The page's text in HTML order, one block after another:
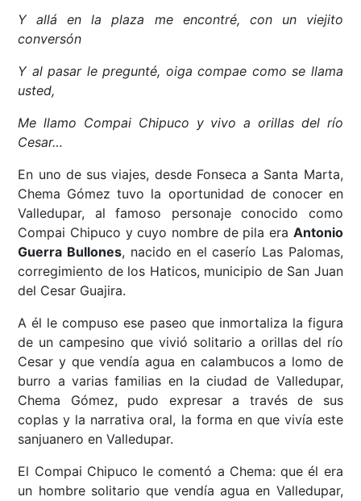
Y allá en la plaza me encontré, con un viejito
conversón
Y al pasar le pregunté, oiga compae como se llama
usted,
Me llamo Compai Chipuco y vivo a orillas del río
Cesar…
En uno de sus viajes, desde Fonseca a Santa Marta,
Chema Gómez tuvo la oportunidad de conocer en
Valledupar, al famoso personaje conocido como
Compai Chipuco y cuyo nombre de pila era Antonio
Guerra Bullones, nacido en el caserío Las Palomas,
corregimiento de los Haticos, municipio de San Juan
del Cesar Guajira.
A él le compuso ese paseo que inmortaliza la figura
de un campesino que vivió solitario a orillas del río
Cesar y que vendía agua en calambucos a lomo de
burro a varias familias en la ciudad de Valledupar,
Chema Gómez, pudo expresar a través de sus
coplas y la narrativa oral, la forma en que vivía este
sanjuanero en Valledupar.
El Compai Chipuco le comentó a Chema: que él era
un hombre solitario que vendía agua en Valledupar,